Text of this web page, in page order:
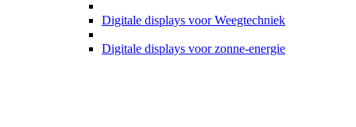
Digitale displays voor Weegtechniek
Digitale displays voor zonne-energie